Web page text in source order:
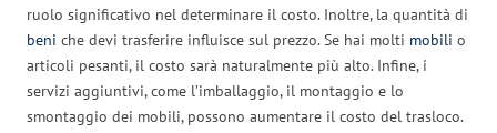
ruolo significativo nel determinare il costo. Inoltre, la quantità di
beni che devi trasferire influisce sul prezzo. Se hai molti mobili o
articoli pesanti, il costo sarà naturalmente più alto. Infine, i
servizi aggiuntivi, come l’imballaggio, il montaggio e lo
smontaggio dei mobili, possono aumentare il costo del trasloco.